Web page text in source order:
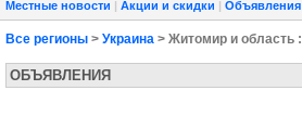
Местные новости | Акции и скидки | Объявления
Все регионы > Украина > Житомир и область :
ОБЪЯВЛЕНИЯ